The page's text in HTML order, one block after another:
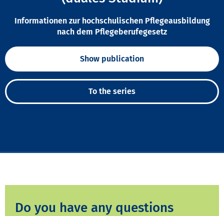
Informationen zur hochschulischen Pflegeausbildung
nach dem Pflegeberufegesetz
Show publication
To the series
Do you have any questions